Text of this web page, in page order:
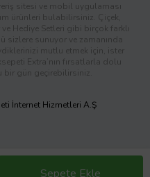
Sepete Ekle
sitesi ve mobil uygulaması
ürünleri bulabilirsiniz. Çiçek,
Hediye Setleri gibi birçok farklı
sizlere sunuyor ve zamanında
mutlu etmek için, ister
Extra’nın fırsatlarla dolu
bir gün geçirebilirsiniz.
İnternet Hizmetleri A.Ş